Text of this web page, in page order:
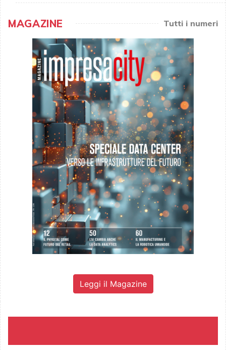
MAGAZINE Tutti i numeri
Leggi il Magazine